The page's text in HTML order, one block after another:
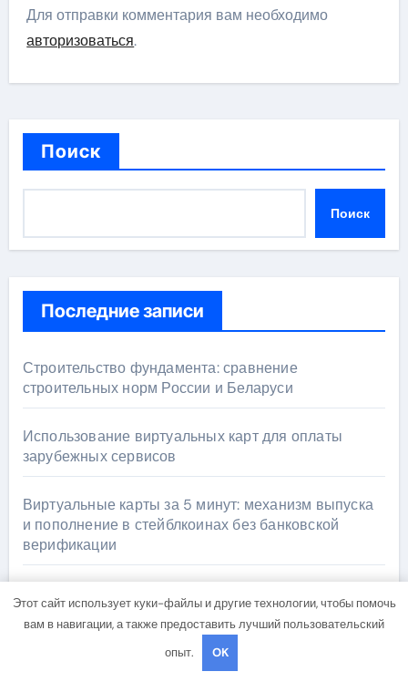
Для отправки комментария вам необходимо
авторизоваться.
Поиск
Поиск
Последние записи
Строительство фундамента: сравнение
строительных норм России и Беларуси
Использование виртуальных карт для оплаты
зарубежных сервисов
Виртуальные карты за 5 минут: механизм выпуска
и пополнение в стейблкоинах без банковской
верификации
риски
Авиасообщение между столицами России и
Этот сайт использует куки-файлы и другие технологии, чтобы помочь
вам в навигации, а также предоставить лучший пользовательский
опыт.
OK